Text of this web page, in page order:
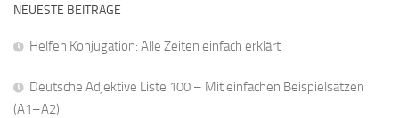
NEUESTE BEITRÄGE
Helfen Konjugation: Alle Zeiten einfach erklärt
Deutsche Adjektive Liste 100 – Mit einfachen Beispielsätzen
(A1–A2)